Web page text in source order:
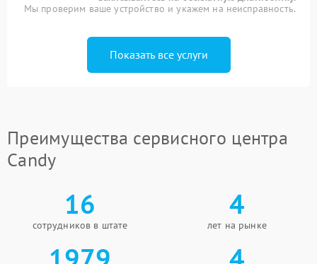
Мы проверим ваше устройство и укажем на неисправность.
Показать все услуги
Преимущества сервисного центра
Candy
16
сотрудников в штате
4
лет на рынке